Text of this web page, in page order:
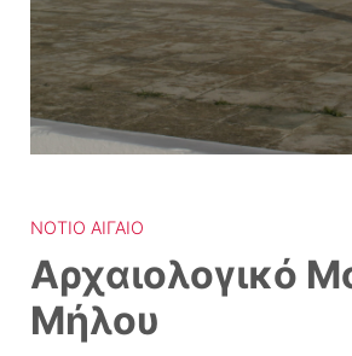
ΝΌΤΙΟ ΑΙΓΑΊΟ
Αρχαιολογικό
Μήλου